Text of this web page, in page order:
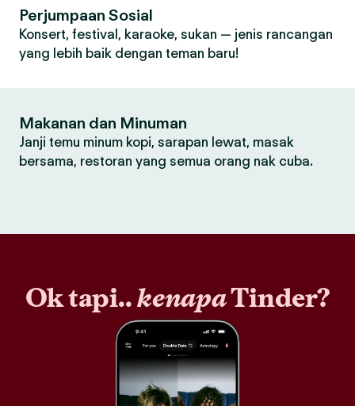
Perjumpaan Sosial
Konsert, festival, karaoke, sukan — jenis rancangan
yang lebih baik dengan teman baru!
Makanan dan Minuman
Janji temu minum kopi, sarapan lewat, masak
bersama, restoran yang semua orang nak cuba.
Ok tapi..kenapaTinder?